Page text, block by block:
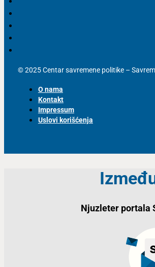
© 2025 Centar savremene politike –
O nama
Kontakt
Impressum
Uslovi korišćenja
Njuzleter portala